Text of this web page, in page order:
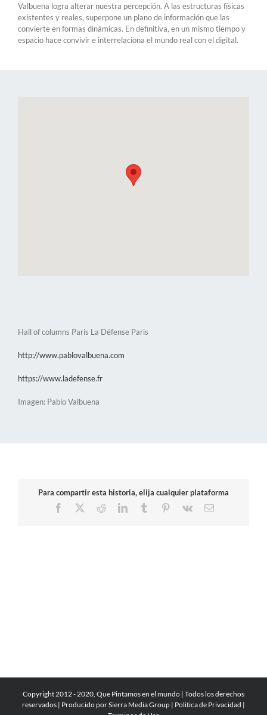
Valbuena logra alterar nuestra percepción. A las estructuras físicas
existentes y reales, superpone un plano de información que las
convierte en formas dinámicas. En definitiva, en un mismo tiempo y
espacio hace convivir e interrelaciona el mundo real con el digital.
Hall of columns Paris La Défense Paris
http://www.pablovalbuena.com
https://www.ladefense.fr
Imagen: Pablo Valbuena
Para compartir esta historia, elija cualquier plataforma
Facebook
RedditLinkedInTumblr Pinterest
Vk
Correo
Copyright 2012 - 2020, Que Pintamos en el mundo | Todos los derechos
reservados | Producido porSierra Media Group | Politica de Privacidad |